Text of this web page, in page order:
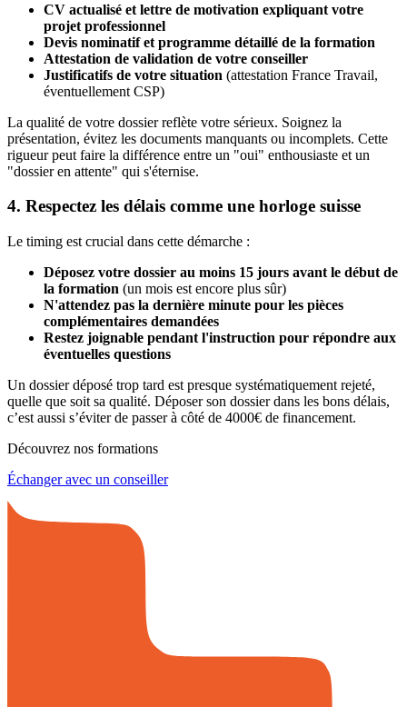
CV actualisé et lettre de motivation expliquant votre
projet professionnel
Devis nominatif et programme détaillé de la formation
Attestation de validation de votre conseiller
Justificatifs de votre situation (attestation France Travail,
éventuellement CSP)
La qualité de votre dossier reflète votre sérieux. Soignez la
présentation, évitez les documents manquants ou incomplets. Cette
rigueur peut faire la différence entre un "oui" enthousiaste et un
"dossier en attente" qui s'éternise.
4. Respectez les délais comme une horloge suisse
Le timing est crucial dans cette démarche :
Déposez votre dossier au moins 15 jours avant le début de
la formation (un mois est encore plus sûr)
N'attendez pas la dernière minute pour les pièces
complémentaires demandées
Restez joignable pendant l'instruction pour répondre aux
éventuelles questions
Un dossier déposé trop tard est presque systématiquement rejeté,
quelle que soit sa qualité. Déposer son dossier dans les bons délais,
c’est aussi s’éviter de passer à côté de 4000€ de financement.
Découvrez nos formations
Échanger avec un conseiller